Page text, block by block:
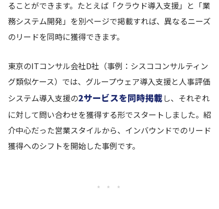
ることができます。たとえば「クラウド導入支援」と「業
務システム開発」を別ページで掲載すれば、異なるニーズ
のリードを同時に獲得できます。
東京のITコンサル会社D社（事例：シスココンサルティン
グ類似ケース）では、グループウェア導入支援と人事評価
システム導入支援の2サービスを同時掲載し、それぞれ
に対して問い合わせを獲得する形でスタートしました。紹
介中心だった営業スタイルから、インバウンドでのリード
獲得へのシフトを開始した事例です。
* * *